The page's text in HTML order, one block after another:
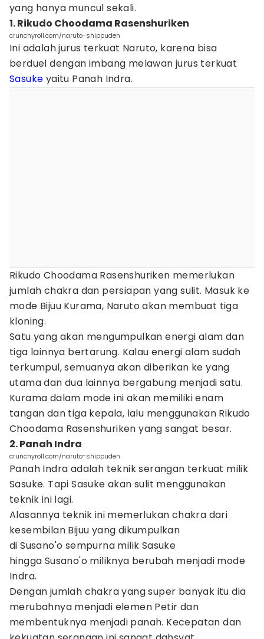
yang hanya muncul sekali.
1. Rikudo Choodama Rasenshuriken
crunchyroll.com/naruto-shippuden
Ini adalah jurus terkuat Naruto, karena bisa
berduel dengan imbang melawan jurus terkuat
Sasuke yaitu Panah Indra.
Rikudo Choodama Rasenshuriken memerlukan
jumlah chakra dan persiapan yang sulit. Masuk ke
mode Bijuu Kurama, Naruto akan membuat tiga
kloning.
Satu yang akan mengumpulkan energi alam dan
tiga lainnya bertarung. Kalau energi alam sudah
terkumpul, semuanya akan diberikan ke yang
utama dan dua lainnya bergabung menjadi satu.
Kurama dalam mode ini akan memiliki enam
tangan dan tiga kepala, lalu menggunakan Rikudo
Choodama Rasenshuriken yang sangat besar.
2. Panah Indra
crunchyroll.com/naruto-shippuden
Panah Indra adalah teknik serangan terkuat milik
Sasuke. Tapi Sasuke akan sulit menggunakan
teknik ini lagi.
Alasannya teknik ini memerlukan chakra dari
kesembilan Bijuu yang dikumpulkan
di Susano'o sempurna milik Sasuke
hingga Susano'o miliknya berubah menjadi mode
Indra.
Dengan jumlah chakra yang super banyak itu dia
merubahnya menjadi elemen Petir dan
membentuknya menjadi panah. Kecepatan dan